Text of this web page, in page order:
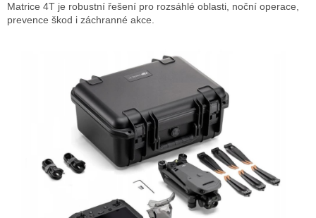
Matrice 4T je robustní řešení pro rozsáhlé oblasti, noční operace,
prevence škod i záchranné akce.